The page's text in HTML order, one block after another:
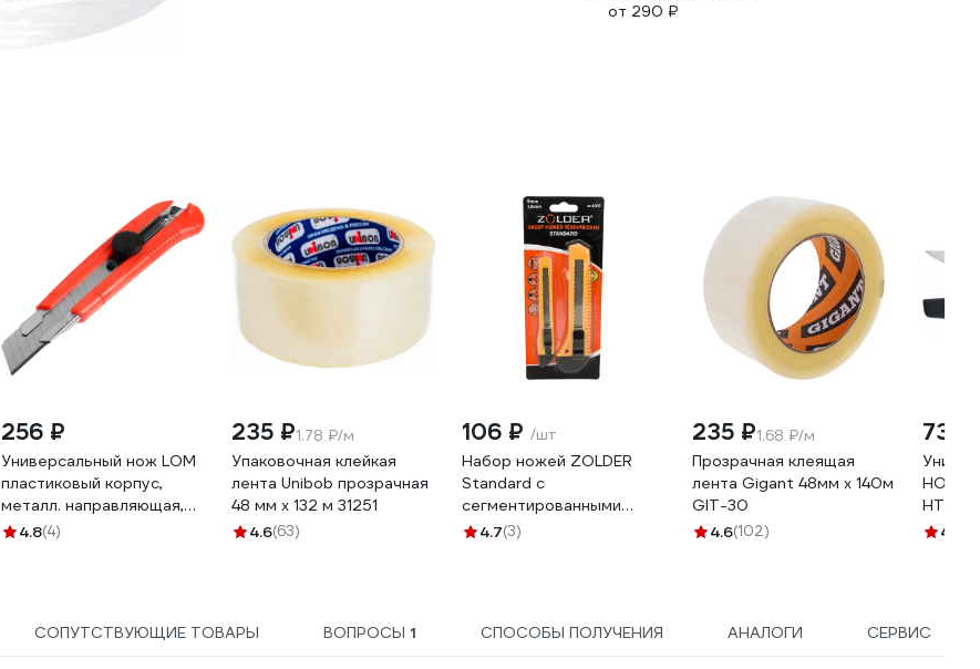
от 290 ₽
256 ₽
Универсальный нож LOM
пластиковый корпус,
металл. направляющая,
винтовой фиксатор, 25
4.8(4)
235 ₽1.78 ₽/м
Упаковочная клейкая
лента Unibob прозрачная
48 мм х 132 м 31251
4.6(63)
106 ₽ /шт
Набор ножей ZOLDER
Standard с
сегментированными
лезвиями 9 и 18 мм CS-
4.7(3)
235 ₽1.68 ₽/м
Прозрачная клеящая
лента Gigant 48мм х 140м
GIT-30
4.6(102)
739
4.8
СОПУТСТВУЮЩИЕ ТОВАРЫ ВОПРОСЫ 1 СПОСОБЫ ПОЛУЧЕНИЯ АНАЛОГИ СЕРВИС